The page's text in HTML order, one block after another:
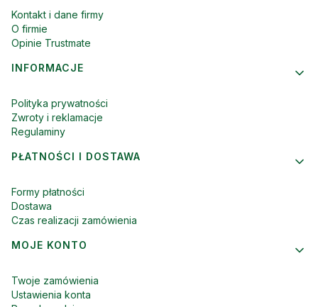
Kontakt i dane firmy
O firmie
Opinie Trustmate
INFORMACJE
Polityka prywatności
Zwroty i reklamacje
Regulaminy
PŁATNOŚCI I DOSTAWA
Formy płatności
Dostawa
Czas realizacji zamówienia
MOJE KONTO
Twoje zamówienia
Ustawienia konta